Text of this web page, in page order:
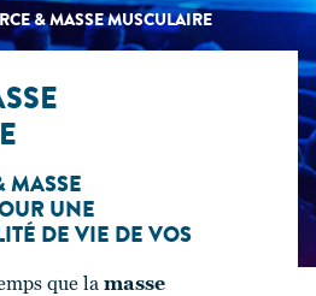
& MASSE MUSCULAIRE
MASSE
UNE
DE VIE DE VOS
que la masse